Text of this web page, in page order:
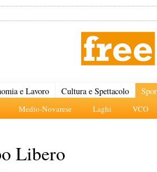
e Lavoro Cultura e Spettacolo
Medio-Novarese Laghi VCO
Libero